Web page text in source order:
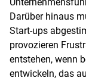
Darüber hinaus
Start-ups
provozieren
entstehen, wenn
entwickeln, das